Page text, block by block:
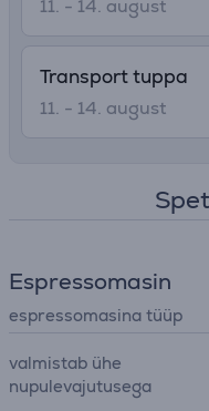
11. - 14. august
Transport tuppa
11. - 14. august
Espressomasin
espressomasina tüüp
valmistab ühe
nupulevajutusega